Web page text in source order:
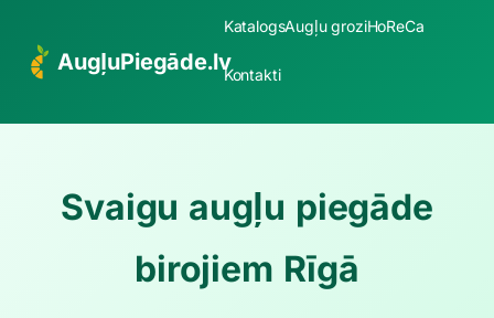
AugļuPiegāde.lv
KatalogsAugļu groziHoReCa
Kontakti
Svaigu augļu piegāde
birojiem Rīgā